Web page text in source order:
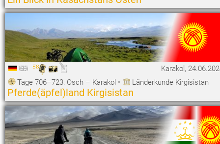
58
Karakol,
Tage 706–723: Osch – Karakol • Länderkunde Kirgisistan
Pferde(äpfel)land Kirgisistan